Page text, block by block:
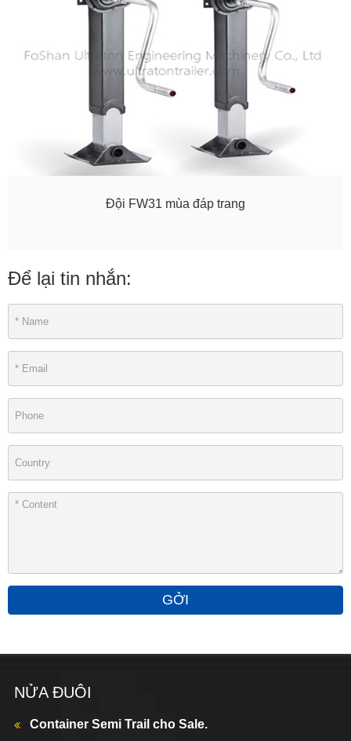
Đội FW31 mùa đáp trang
Để lại tin nhắn:
GỞI
NỬA ĐUÔI
Container Semi Trail cho Sale.